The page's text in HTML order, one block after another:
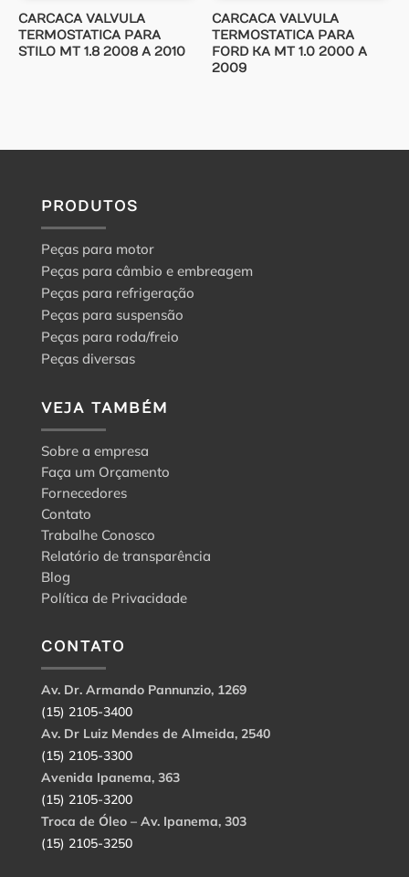
CARCACA VALVULA
TERMOSTATICA PARA
STILO MT 1.8 2008 A 2010
CARCACA VALVULA
TERMOSTATICA PARA
FORD KA MT 1.0 2000 A
2009
PRODUTOS
Peças para motor
Peças para câmbio e embreagem
Peças para refrigeração
Peças para suspensão
Peças para roda/freio
Peças diversas
VEJA TAMBÉM
Sobre a empresa
Faça um Orçamento
Fornecedores
Contato
Trabalhe Conosco
Relatório de transparência
Blog
Política de Privacidade
CONTATO
Av. Dr. Armando Pannunzio, 1269
(15) 2105-3400
Av. Dr Luiz Mendes de Almeida, 2540
(15) 2105-3300
Avenida Ipanema, 363
(15) 2105-3200
Troca de Óleo – Av. Ipanema, 303
(15) 2105-3250